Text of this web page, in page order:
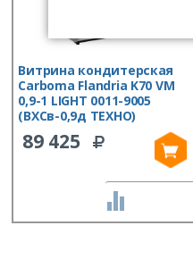
Витрина кондитерская
Carboma Flandria K70 VM
0,9-1 LIGHT 0011-9005
(ВХСв-0,9д ТЕХНО)
89 425